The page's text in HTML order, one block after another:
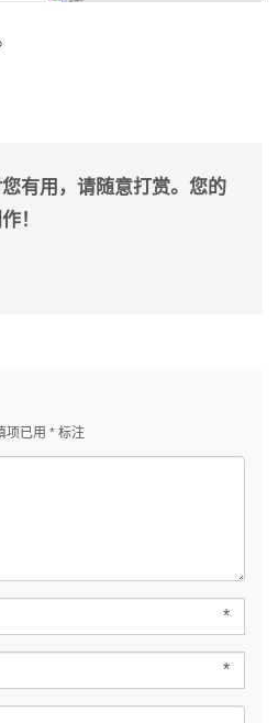
有用，请随意打赏。您的
！
项已用 * 标注
*
*